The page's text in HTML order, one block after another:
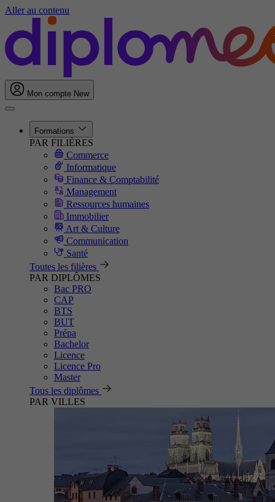
Aller au contenu
Mon compte New
Formations
PAR FILIÈRES
Commerce
Informatique
Finance & Comptabilité
Management
Ressources humaines
Immobilier
Art & Culture
Communication
Santé
Toutes les filières
PAR DIPLÔMES
Bac PRO
CAP
BTS
BUT
Prépa
Bachelor
Licence
Licence Pro
Master
Tous les diplômes
PAR VILLES